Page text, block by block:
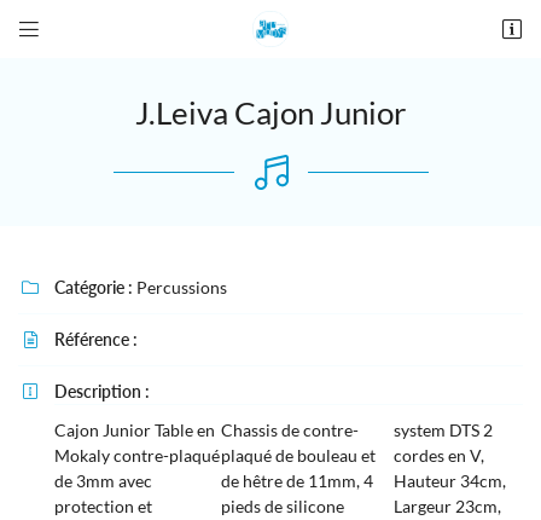
 
02 76 12 44 84
Recopier le code ci-contre
Rafraîchir le captcha
J.Leiva Cajon Junior
 Catégorie : Percussions
 Référence :

Description :
Cajon Junior Table en
Mokaly contre-plaqué
de 3mm avec
protection et
Chassis de contre-
plaqué de bouleau et
de hêtre de 11mm, 4
pieds de silicone
system DTS 2
cordes en V,
Hauteur 34cm,
Largeur 23cm,